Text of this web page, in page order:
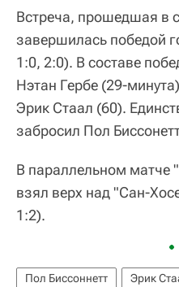
Встреча, прошедшая в
завершилась победой
1:0, 2:0). В составе
Нэтан Гербе (29-
Эрик Стаал (60).
забросил Пол
В параллельном матче
взял верх над "Сан-
1:2).
Пол Биссоннетт Эрик